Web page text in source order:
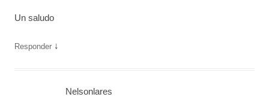
Un saludo
Responder ↓
Nelsonlares